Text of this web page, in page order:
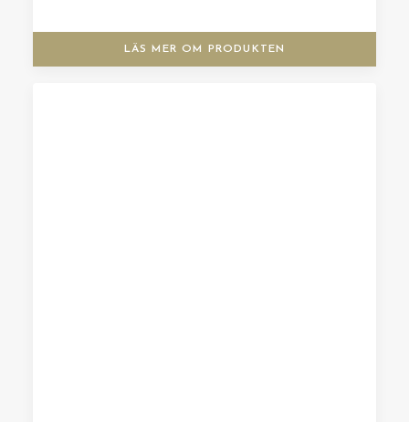
LÄS MER OM PRODUKTEN